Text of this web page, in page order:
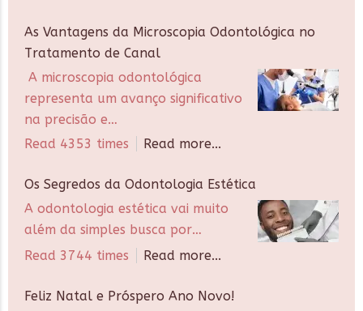
As Vantagens da Microscopia Odontológica no
Tratamento de Canal
A microscopia odontológica
representa um avanço significativo
na precisão e…
Read 4353 times
Read more...
Os Segredos da Odontologia Estética
A odontologia estética vai muito
além da simples busca por…
Read 3744 times
Read more...
Feliz Natal e Próspero Ano Novo!